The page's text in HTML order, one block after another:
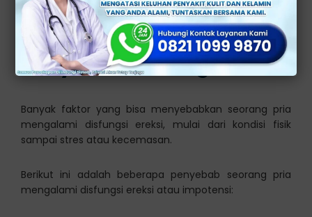
lanjut, tetapi tidak di pungkiri bahwa pria berusia muda
juga bisa mengalami kondisi ini.
Penyebab Disfungsi Ereksi
Banyak faktor yang bisa menyebabkan seorang pria
mengalami disfungsi ereksi, mulai dari kondisi fisik
sampai stres atau kecemasan.
Berikut ini adalah beberapa penyebab seorang pria
mengalami disfungsi ereksi atau impotensi: